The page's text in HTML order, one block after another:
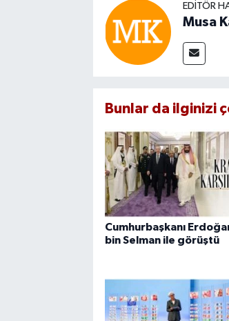
EDITÖR
Musa
Bunlar da ilginizi
Cumhurbaşkanı
bin Selman ile görüştü